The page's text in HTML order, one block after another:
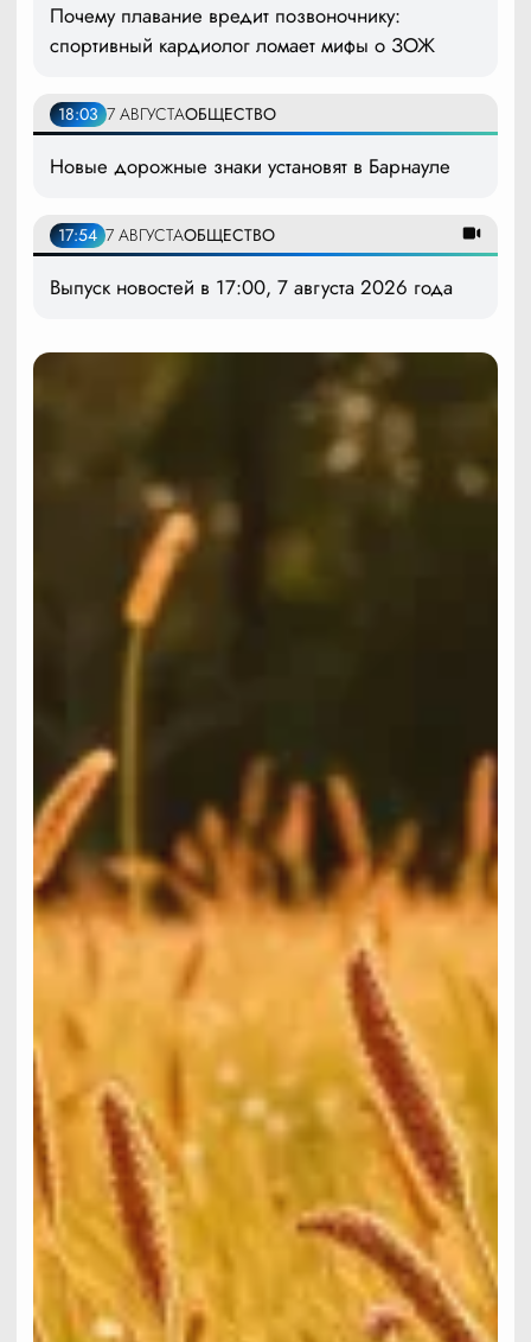
Почему плавание вредит позвоночнику:
спортивный кардиолог ломает мифы о ЗОЖ
18:03 7 АВГУСТАОБЩЕСТВО
Новые дорожные знаки установят в Барнауле
17:54 7 АВГУСТАОБЩЕСТВО
Выпуск новостей в 17:00, 7 августа 2026 года